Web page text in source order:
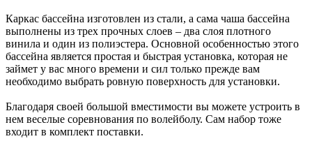
Каркас бассейна изготовлен из стали, а сама чаша бассейна
выполнены из трех прочных слоев – два слоя плотного
винила и один из полиэстера. Основной особенностью этого
бассейна является простая и быстрая установка, которая не
займет у вас много времени и сил только прежде вам
необходимо выбрать ровную поверхность для установки.
Благодаря своей большой вместимости вы можете устроить в
нем веселые соревнования по волейболу. Сам набор тоже
входит в комплект поставки.